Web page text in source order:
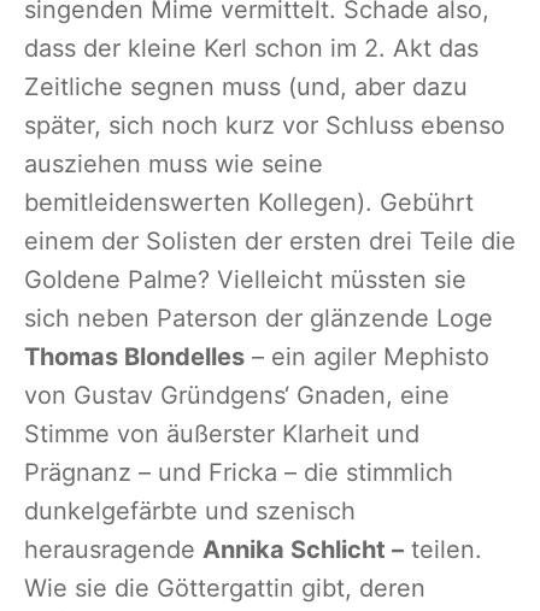
singenden Mime vermittelt. Schade also,
dass der kleine Kerl schon im 2. Akt das
Zeitliche segnen muss (und, aber dazu
später, sich noch kurz vor Schluss ebenso
ausziehen muss wie seine
bemitleidenswerten Kollegen). Gebührt
einem der Solisten der ersten drei Teile die
Goldene Palme? Vielleicht müssten sie
sich neben Paterson der glänzende Loge
Thomas Blondelles – ein agiler Mephisto
von Gustav Gründgens‘ Gnaden, eine
Stimme von äußerster Klarheit und
Prägnanz – und Fricka – die stimmlich
dunkelgefärbte und szenisch
herausragende Annika Schlicht – teilen.
Wie sie die Göttergattin gibt, deren